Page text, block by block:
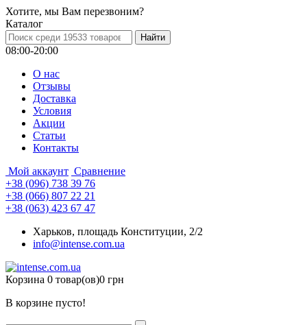
Хотите, мы Вам перезвоним?
Каталог
08:00-20:00
О нас
Отзывы
Доставка
Условия
Aкции
Статьи
Контакты
Мой аккаунт Сравнение
+38 (096) 738 39 76
+38 (066) 807 22 21
+38 (063) 423 67 47
Харьков, площадь Конституции, 2/2
info@intense.com.ua
Корзина 0 товар(ов)0 грн
В корзине пусто!